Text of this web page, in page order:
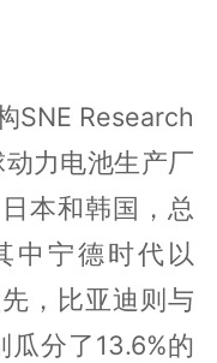
SNE Research
力电池生产厂
本和韩国，总
中宁德时代以
，比亚迪则与
分了13.6%的